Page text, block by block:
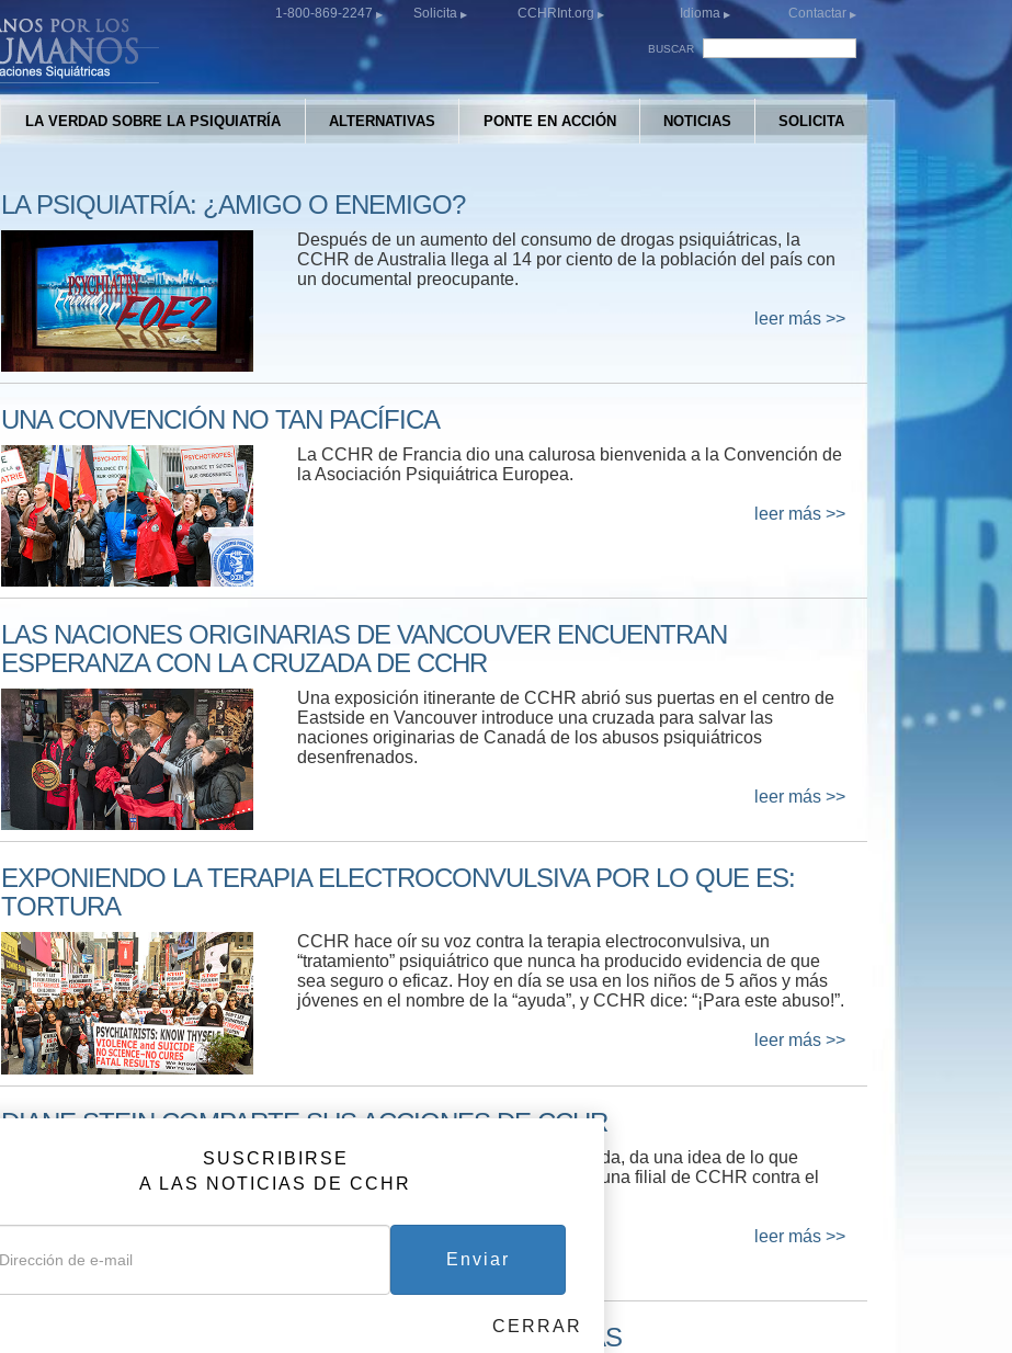
1-800-869-2247 Solicita CCHRInt.org Idioma Contactar
BUSCAR
LA VERDAD SOBRE LA PSIQUIATRÍA ALTERNATIVAS PONTE EN ACCIÓN NOTICIAS SOLICITA
LA PSIQUIATRÍA: ¿AMIGO O ENEMIGO?
Después de un aumento del consumo de drogas psiquiátricas, la
CCHR de Australia llega al 14 por ciento de la población del país con
un documental preocupante.
leer más >>
UNA CONVENCIÓN NO TAN PACÍFICA
La CCHR de Francia dio una calurosa bienvenida a la Convención de
la Asociación Psiquiátrica Europea.
leer más >>
LAS NACIONES ORIGINARIAS DE VANCOUVER ENCUENTRAN
ESPERANZA CON LA CRUZADA DE CCHR
Una exposición itinerante de CCHR abrió sus puertas en el centro de
Eastside en Vancouver introduce una cruzada para salvar las
naciones originarias de Canadá de los abusos psiquiátricos
desenfrenados.
leer más >>
EXPONIENDO LA TERAPIA ELECTROCONVULSIVA POR LO QUE ES:
TORTURA
CCHR hace oír su voz contra la terapia electroconvulsiva, un
“tratamiento” psiquiátrico que nunca ha producido evidencia de que
sea seguro o eficaz. Hoy en día se usa en los niños de 5 años y más
jóvenes en el nombre de la “ayuda”, y CCHR dice: “¡Para este abuso!”.
leer más >>
DIANE STEIN COMPARTE SUS ACCIONES DE CCHR
Diane Stein, presidenta de CCHR Florida, da una idea de lo que
cualquiera puede hacer como parte de una filial de CCHR contra el
leer más >>
CCHR INUNDÓ EL EVENTO ANUAL DE ENFERMERAS
SUSCRIBIRSE
A LAS NOTICIAS DE CCHR
Enviar
CERRAR